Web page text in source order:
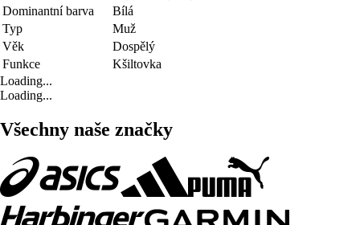
Dominantní barva
Bílá
Typ
Muž
Věk
Dospělý
Funkce
Kšiltovka
Loading...
Loading...
Všechny naše značky